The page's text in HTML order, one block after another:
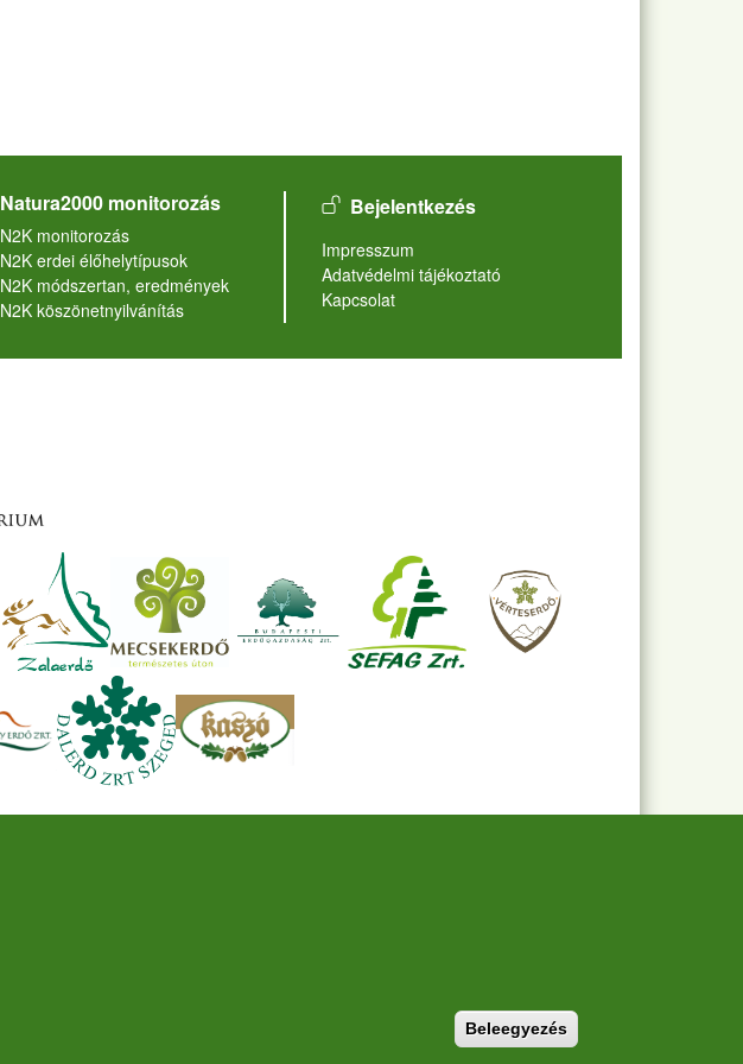
Natura2000 monitorozás
N2K monitorozás
N2K erdei élőhelytípusok
N2K módszertan, eredmények
N2K köszönetnyilvánítás
User account menu
Bejelentkezés
Lábléc
Impresszum
Adatvédelmi tájékoztató
Kapcsolat
Beleegyezés